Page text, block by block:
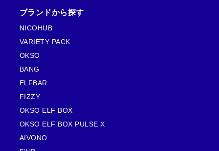
ブランドから探す
NICOHUB
VARIETY PACK
OKSO
BANG
ELFBAR
FIZZY
OKSO ELF BOX
OKSO ELF BOX PULSE X
AIVONO